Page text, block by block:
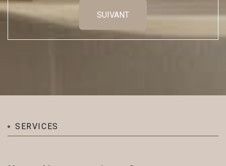
SUIVANT
SERVICES